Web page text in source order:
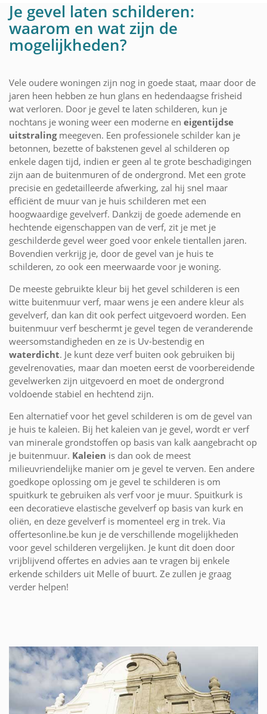
Je gevel laten schilderen:
waarom en wat zijn de
mogelijkheden?
Vele oudere woningen zijn nog in goede staat, maar door de
jaren heen hebben ze hun glans en hedendaagse frisheid
wat verloren. Door je gevel te laten schilderen, kun je
nochtans je woning weer een moderne en eigentijdse
uitstralingmeegeven. Een professionele schilder kan je
betonnen, bezette of bakstenen gevel al schilderen op
enkele dagen tijd, indien er geen al te grote beschadigingen
zijn aan de buitenmuren of de ondergrond. Met een grote
precisie en gedetailleerde afwerking, zal hij snel maar
efficiënt de muur van je huis schilderen met een
hoogwaardige gevelverf. Dankzij de goede ademende en
hechtende eigenschappen van de verf, zit je met je
geschilderde gevel weer goed voor enkele tientallen jaren.
Bovendien verkrijg je, door de gevel van je huis te
schilderen, zo ook een meerwaarde voor je woning.
De meeste gebruikte kleur bij het gevel schilderen is een
witte buitenmuur verf, maar wens je een andere kleur als
gevelverf, dan kan dit ook perfect uitgevoerd worden. Een
buitenmuur verf beschermt je gevel tegen de veranderende
weersomstandigheden en ze is Uv-bestendig en
waterdicht. Je kunt deze verf buiten ook gebruiken bij
gevelrenovaties, maar dan moeten eerst de voorbereidende
gevelwerken zijn uitgevoerd en moet de ondergrond
voldoende stabiel en hechtend zijn.
Een alternatief voor het gevel schilderen is om de gevel van
je huis te kaleien. Bij het kaleien van je gevel, wordt er verf
van minerale grondstoffen op basis van kalk aangebracht op
je buitenmuur. Kaleien is dan ook de meest
milieuvriendelijke manier om je gevel te verven. Een andere
goedkope oplossing om je gevel te schilderen is om
spuitkurk te gebruiken als verf voor je muur. Spuitkurk is
een decoratieve elastische gevelverf op basis van kurk en
oliën, en deze gevelverf is momenteel erg in trek. Via
offertesonline.be kun je de verschillende mogelijkheden
voor gevel schilderen vergelijken. Je kunt dit doen door
vrijblijvend offertes en advies aan te vragen bij enkele
erkende schilders uit Melle of buurt. Ze zullen je graag
verder helpen!